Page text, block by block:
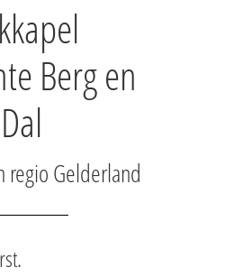
Berg en
Dal
regio Gelderland